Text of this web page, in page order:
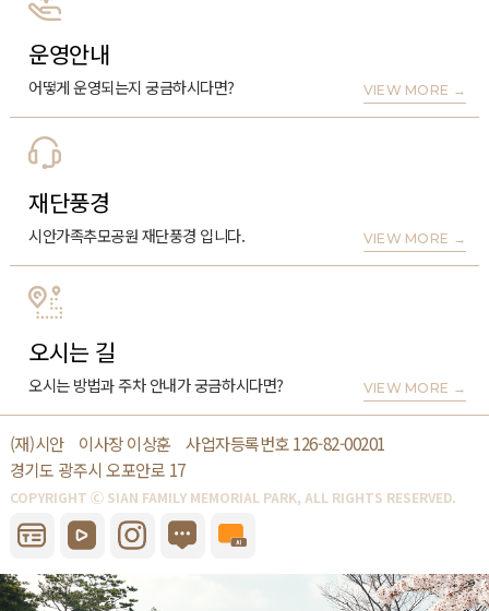
운영안내
어떻게 운영되는지 궁금하시다면? VIEW MORE →
재단풍경
시안가족추모공원 재단풍경 입니다. VIEW MORE →
오시는 길
오시는 방법과 주차 안내가 궁금하시다면? VIEW MORE →
(재)시안 이사장 이상훈
사업자등록번호 126-82-00201
경기도 광주시 오포안로 17
COPYRIGHT Ⓒ SIAN FAMILY MEMORIAL PARK, ALL RIGHTS RESERVED.